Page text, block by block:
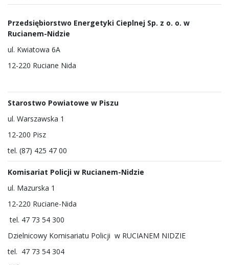
Przedsiębiorstwo Energetyki Cieplnej Sp. z o. o. w
Rucianem-Nidzie
ul. Kwiatowa 6A
12-220 Ruciane Nida
Starostwo Powiatowe w Piszu
ul. Warszawska 1
12-200 Pisz
tel. (87) 425 47 00
Komisariat Policji w Rucianem-Nidzie
ul. Mazurska 1
12-220 Ruciane-Nida
tel. 47 73 54 300
Dzielnicowy Komisariatu Policji w RUCIANEM NIDZIE
tel. 47 73 54 304